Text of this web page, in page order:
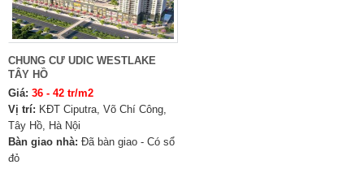
CHUNG CƯ UDIC WESTLAKE
TÂY HỒ
Giá: 36 - 42 tr/m2
Vị trí: KĐT Ciputra, Võ Chí Công,
Tây Hồ, Hà Nội
Bàn giao nhà: Đã bàn giao - Có sổ
đỏ